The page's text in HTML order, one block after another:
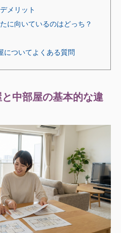
メリット
に向いているのはどっち？
についてよくある質問
中部屋の基本的な違